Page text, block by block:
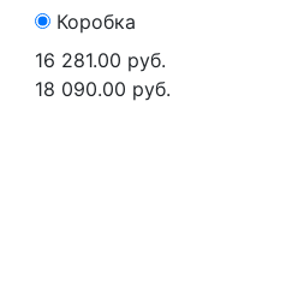
Коробка
16 281.00 руб.
18 090.00 руб.